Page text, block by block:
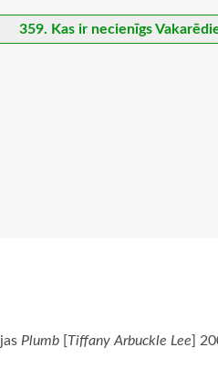
359. Kas ir necienīgs
Plumb Tiffany Arbuckle Lee ]